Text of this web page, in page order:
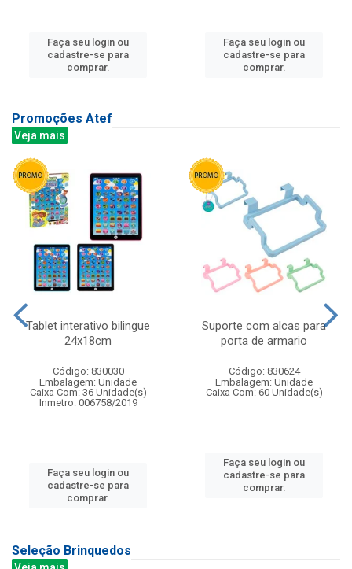
Faça seu login ou
cadastre-se para
comprar.
Faça seu login ou
cadastre-se para
comprar.
Promoções Atef
Veja mais
Tablet interativo bilingue
24x18cm
Código: 830030
Embalagem: Unidade
Caixa Com: 36 Unidade(s)
Inmetro: 006758/2019
Faça seu login ou
cadastre-se para
comprar.
Suporte com alcas para
porta de armario
Código: 830624
Embalagem: Unidade
Caixa Com: 60 Unidade(s)
Faça seu login ou
cadastre-se para
comprar.
Seleção Brinquedos